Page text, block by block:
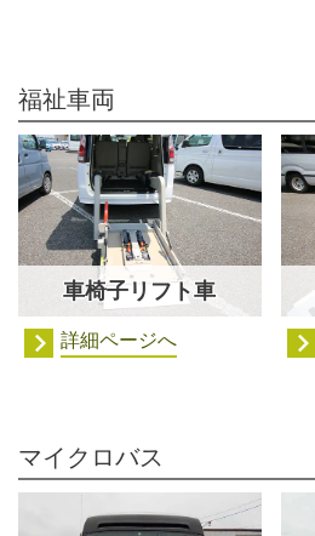
福祉車両
車椅子リフト車
詳細ページへ
マイクロバス